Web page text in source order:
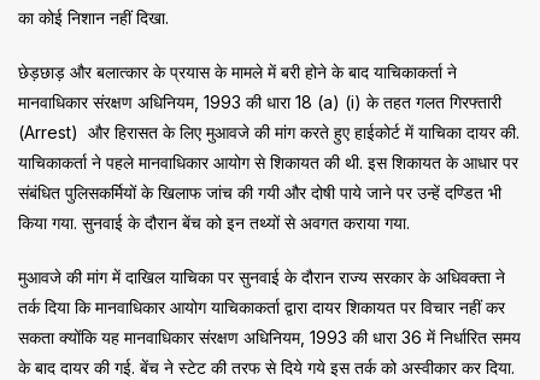
का कोई निशान नहीं दिखा.
छेड़छाड़ और बलात्कार के प्रयास के मामले में बरी होने के बाद याचिकाकर्ता ने
मानवाधिकार संरक्षण अधिनियम, 1993 की धारा 18 (a) (i) के तहत गलत गिरफ्तारी
(Arrest) और हिरासत के लिए मुआवजे की मांग करते हुए हाईकोर्ट में याचिका दायर की.
याचिकाकर्ता ने पहले मानवाधिकार आयोग से शिकायत की थी. इस शिकायत के आधार पर
संबंधित पुलिसकर्मियों के खिलाफ जांच की गयी और दोषी पाये जाने पर उन्हें दण्डित भी
किया गया. सुनवाई के दौरान बेंच को इन तथ्यों से अवगत कराया गया.
मुआवजे की मांग में दाखिल याचिका पर सुनवाई के दौरान राज्य सरकार के अधिवक्ता ने
तर्क दिया कि मानवाधिकार आयोग याचिकाकर्ता द्वारा दायर शिकायत पर विचार नहीं कर
सकता क्योंकि यह मानवाधिकार संरक्षण अधिनियम, 1993 की धारा 36 में निर्धारित समय
के बाद दायर की गई. बेंच ने स्टेट की तरफ से दिये गये इस तर्क को अस्वीकार कर दिया.